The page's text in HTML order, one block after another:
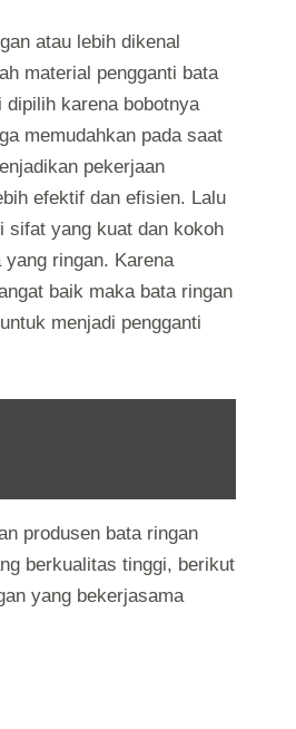
atau lebih dikenal
material pengganti bata
karena bobotnya
memudahkan pada saat
pekerjaan
efektif dan efisien. Lalu
sifat yang kuat dan kokoh
ringan. Karena
baik maka bata ringan
menjadi pengganti
produsen bata ringan
berkualitas tinggi, berikut
yang bekerjasama